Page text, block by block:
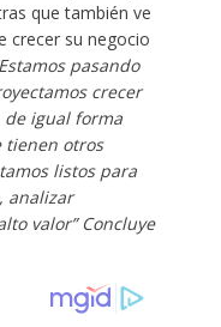
que también ve
crecer su negocio
pasando
crecer
de igual forma
tienen otros
listos para
analizar
valor” Concluye